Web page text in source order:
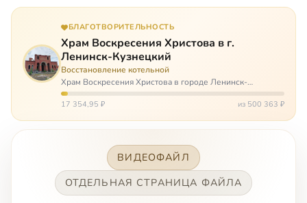
БЛАГОТВОРИТЕЛЬНОСТЬ
Храм Воскресения Христова в г.
Ленинск-Кузнецкий
Восстановление котельной
Храм Воскресения Христова в городе Ленинск-
Кузнецкий в Кемеровской области – совсем новый, он
открылся всего 20 назад. И сейчас храм может вообще
17 354,95 ₽ из 500 363 ₽
ВИДЕОФАЙЛ
ОТДЕЛЬНАЯ СТРАНИЦА ФАЙЛА